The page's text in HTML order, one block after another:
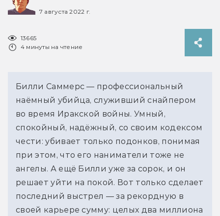
7 августа 2022 г.
13665
4 минуты на чтение
Билли Саммерс — профессиональный
наёмный убийца, служивший снайпером
во время Иракской войны. Умный,
спокойный, надёжный, со своим кодексом
чести: убивает только подонков, понимая
при этом, что его наниматели тоже не
ангелы. А ещё Билли уже за сорок, и он
решает уйти на покой. Вот только сделает
последний выстрел — за рекордную в
своей карьере сумму: целых два миллиона